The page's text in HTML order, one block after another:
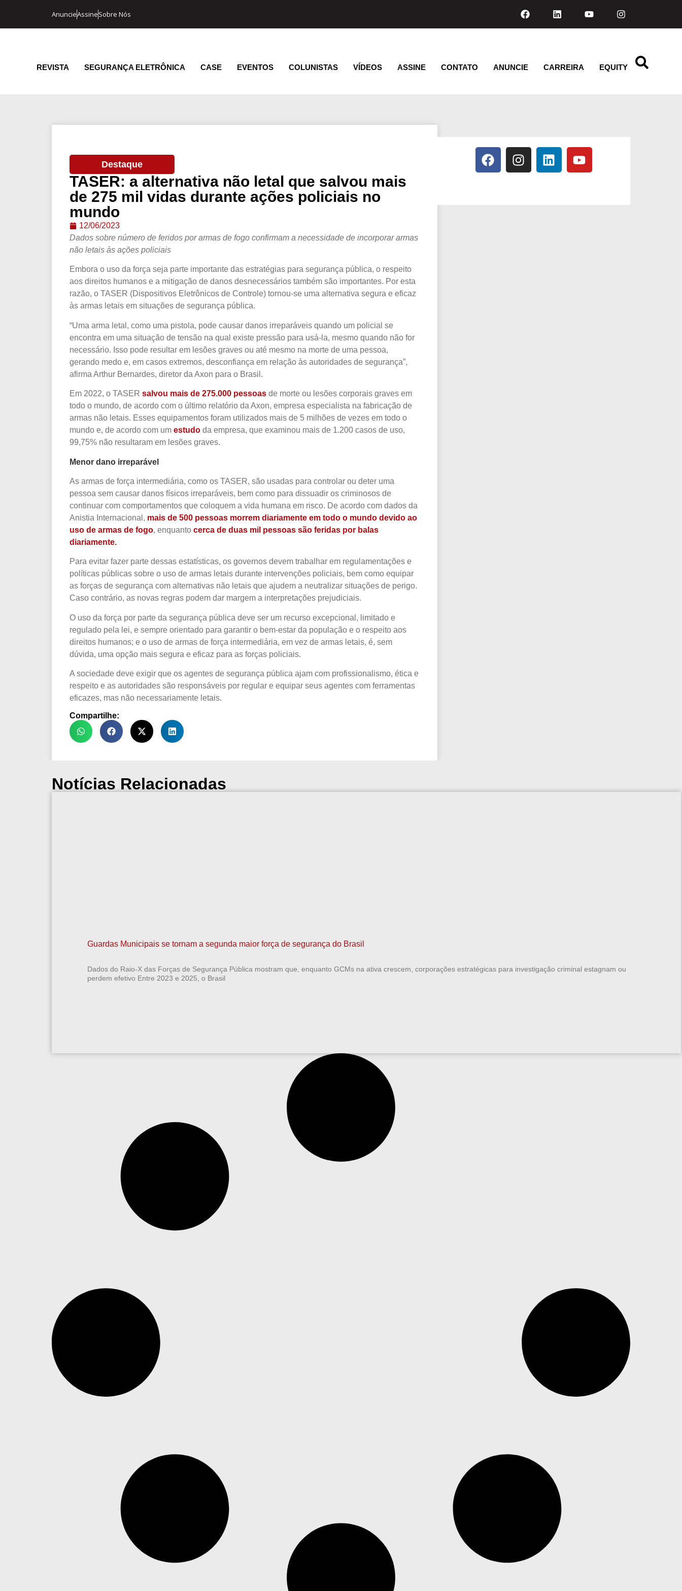
AnuncieAssineSobre Nós
REVISTA SEGURANÇA ELETRÔNICA CASE EVENTOS COLUNISTAS VÍDEOS ASSINE CONTATO ANUNCIE CARREIRA EQUITY
Destaque
TASER: a alternativa não letal que salvou mais
de 275 mil vidas durante ações policiais no
mundo
12/06/2023
Dados sobre número de feridos por armas de fogo confirmam a necessidade de incorporar armas
não letais às ações policiais
Embora o uso da força seja parte importante das estratégias para segurança pública, o respeito
aos direitos humanos e a mitigação de danos desnecessários também são importantes. Por esta
razão, o TASER (Dispositivos Eletrônicos de Controle) tornou-se uma alternativa segura e eficaz
às armas letais em situações de segurança pública.
“Uma arma letal, como uma pistola, pode causar danos irreparáveis quando um policial se
encontra em uma situação de tensão na qual existe pressão para usá-la, mesmo quando não for
necessário. Isso pode resultar em lesões graves ou até mesmo na morte de uma pessoa,
gerando medo e, em casos extremos, desconfiança em relação às autoridades de segurança”,
afirma Arthur Bernardes, diretor da Axon para o Brasil.
Em 2022, o TASER salvou mais de 275.000 pessoas de morte ou lesões corporais graves em
todo o mundo, de acordo com o último relatório da Axon, empresa especialista na fabricação de
armas não letais. Esses equipamentos foram utilizados mais de 5 milhões de vezes em todo o
mundo e, de acordo com um estudo da empresa, que examinou mais de 1.200 casos de uso,
99,75% não resultaram em lesões graves.
Menor dano irreparável
As armas de força intermediária, como os TASER, são usadas para controlar ou deter uma
pessoa sem causar danos físicos irreparáveis, bem como para dissuadir os criminosos de
continuar com comportamentos que coloquem a vida humana em risco. De acordo com dados da
Anistia Internacional, mais de 500 pessoas morrem diariamente em todo o mundo devido ao
uso de armas de fogo, enquanto cerca de duas mil pessoas são feridas por balas
diariamente.
Para evitar fazer parte dessas estatísticas, os governos devem trabalhar em regulamentações e
políticas públicas sobre o uso de armas letais durante intervenções policiais, bem como equipar
as forças de segurança com alternativas não letais que ajudem a neutralizar situações de perigo.
Caso contrário, as novas regras podem dar margem a interpretações prejudiciais.
O uso da força por parte da segurança pública deve ser um recurso excepcional, limitado e
regulado pela lei, e sempre orientado para garantir o bem-estar da população e o respeito aos
direitos humanos; e o uso de armas de força intermediária, em vez de armas letais, é, sem
dúvida, uma opção mais segura e eficaz para as forças policiais.
A sociedade deve exigir que os agentes de segurança pública ajam com profissionalismo, ética e
respeito e as autoridades são responsáveis por regular e equipar seus agentes com ferramentas
eficazes, mas não necessariamente letais.
Compartilhe:
Notícias Relacionadas
Guardas Municipais se tornam a segunda maior força de segurança do Brasil
Dados do Raio-X das Forças de Segurança Pública mostram que, enquanto GCMs na ativa crescem, corporações estratégicas para investigação criminal estagnam ou
perdem efetivo Entre 2023 e 2025, o Brasil